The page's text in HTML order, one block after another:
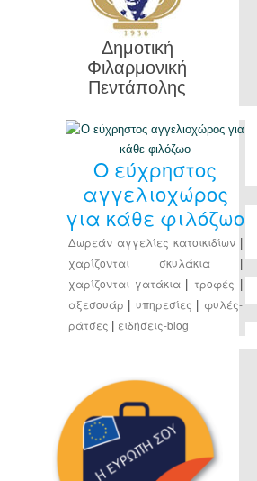
Δημοτική
Φιλαρμονική
Πεντάπολης
Ο εύχρηστος
αγγελιοχώρος
για κάθε φιλόζωο
Δωρεάν αγγελίες κατοικιδίων
χαρίζονται σκυλάκια
χαρίζονται γατάκια τροφές
αξεσουάρ υπηρεσίες
φυλές-
ράτσες
ειδήσεις-blog